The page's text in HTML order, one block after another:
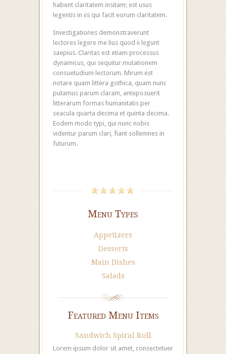
habent claritatem insitam; est usus
legentis in iis qui facit eorum claritatem.
Investigationes demonstraverunt
lectores legere me lius quod ii legunt
saepius. Claritas est etiam processus
dynamicus, qui sequitur mutationem
consuetudium lectorum. Mirum est
notare quam littera gothica, quam nunc
putamus parum claram, anteposuerit
litterarum formas humanitatis per
seacula quarta decima et quinta decima.
Eodem modo typi, qui nunc nobis
videntur parum clari, fiant sollemnes in
futurum.
Menu Types
Appetizers
Desserts
Main Dishes
Salads
Featured Menu Items
Sandwich Spiral Roll
Lorem ipsum dolor sit amet, consectetuer